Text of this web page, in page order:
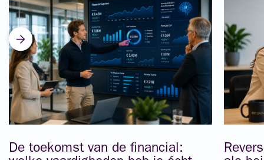
De toekomst van de financial: